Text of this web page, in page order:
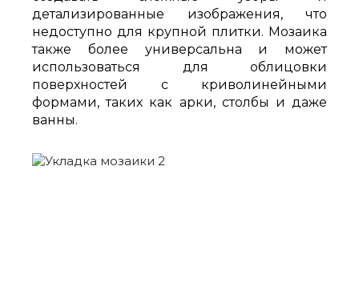
детализированные изображения, что
недоступно для крупной плитки. Мозаика
также более универсальна и может
использоваться для облицовки
поверхностей с криволинейными
формами, таких как арки, столбы и даже
ванны.